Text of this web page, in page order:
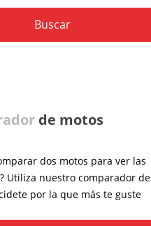
de motos
dos motos para ver las
Utiliza nuestro comparador de
por la que más te guste